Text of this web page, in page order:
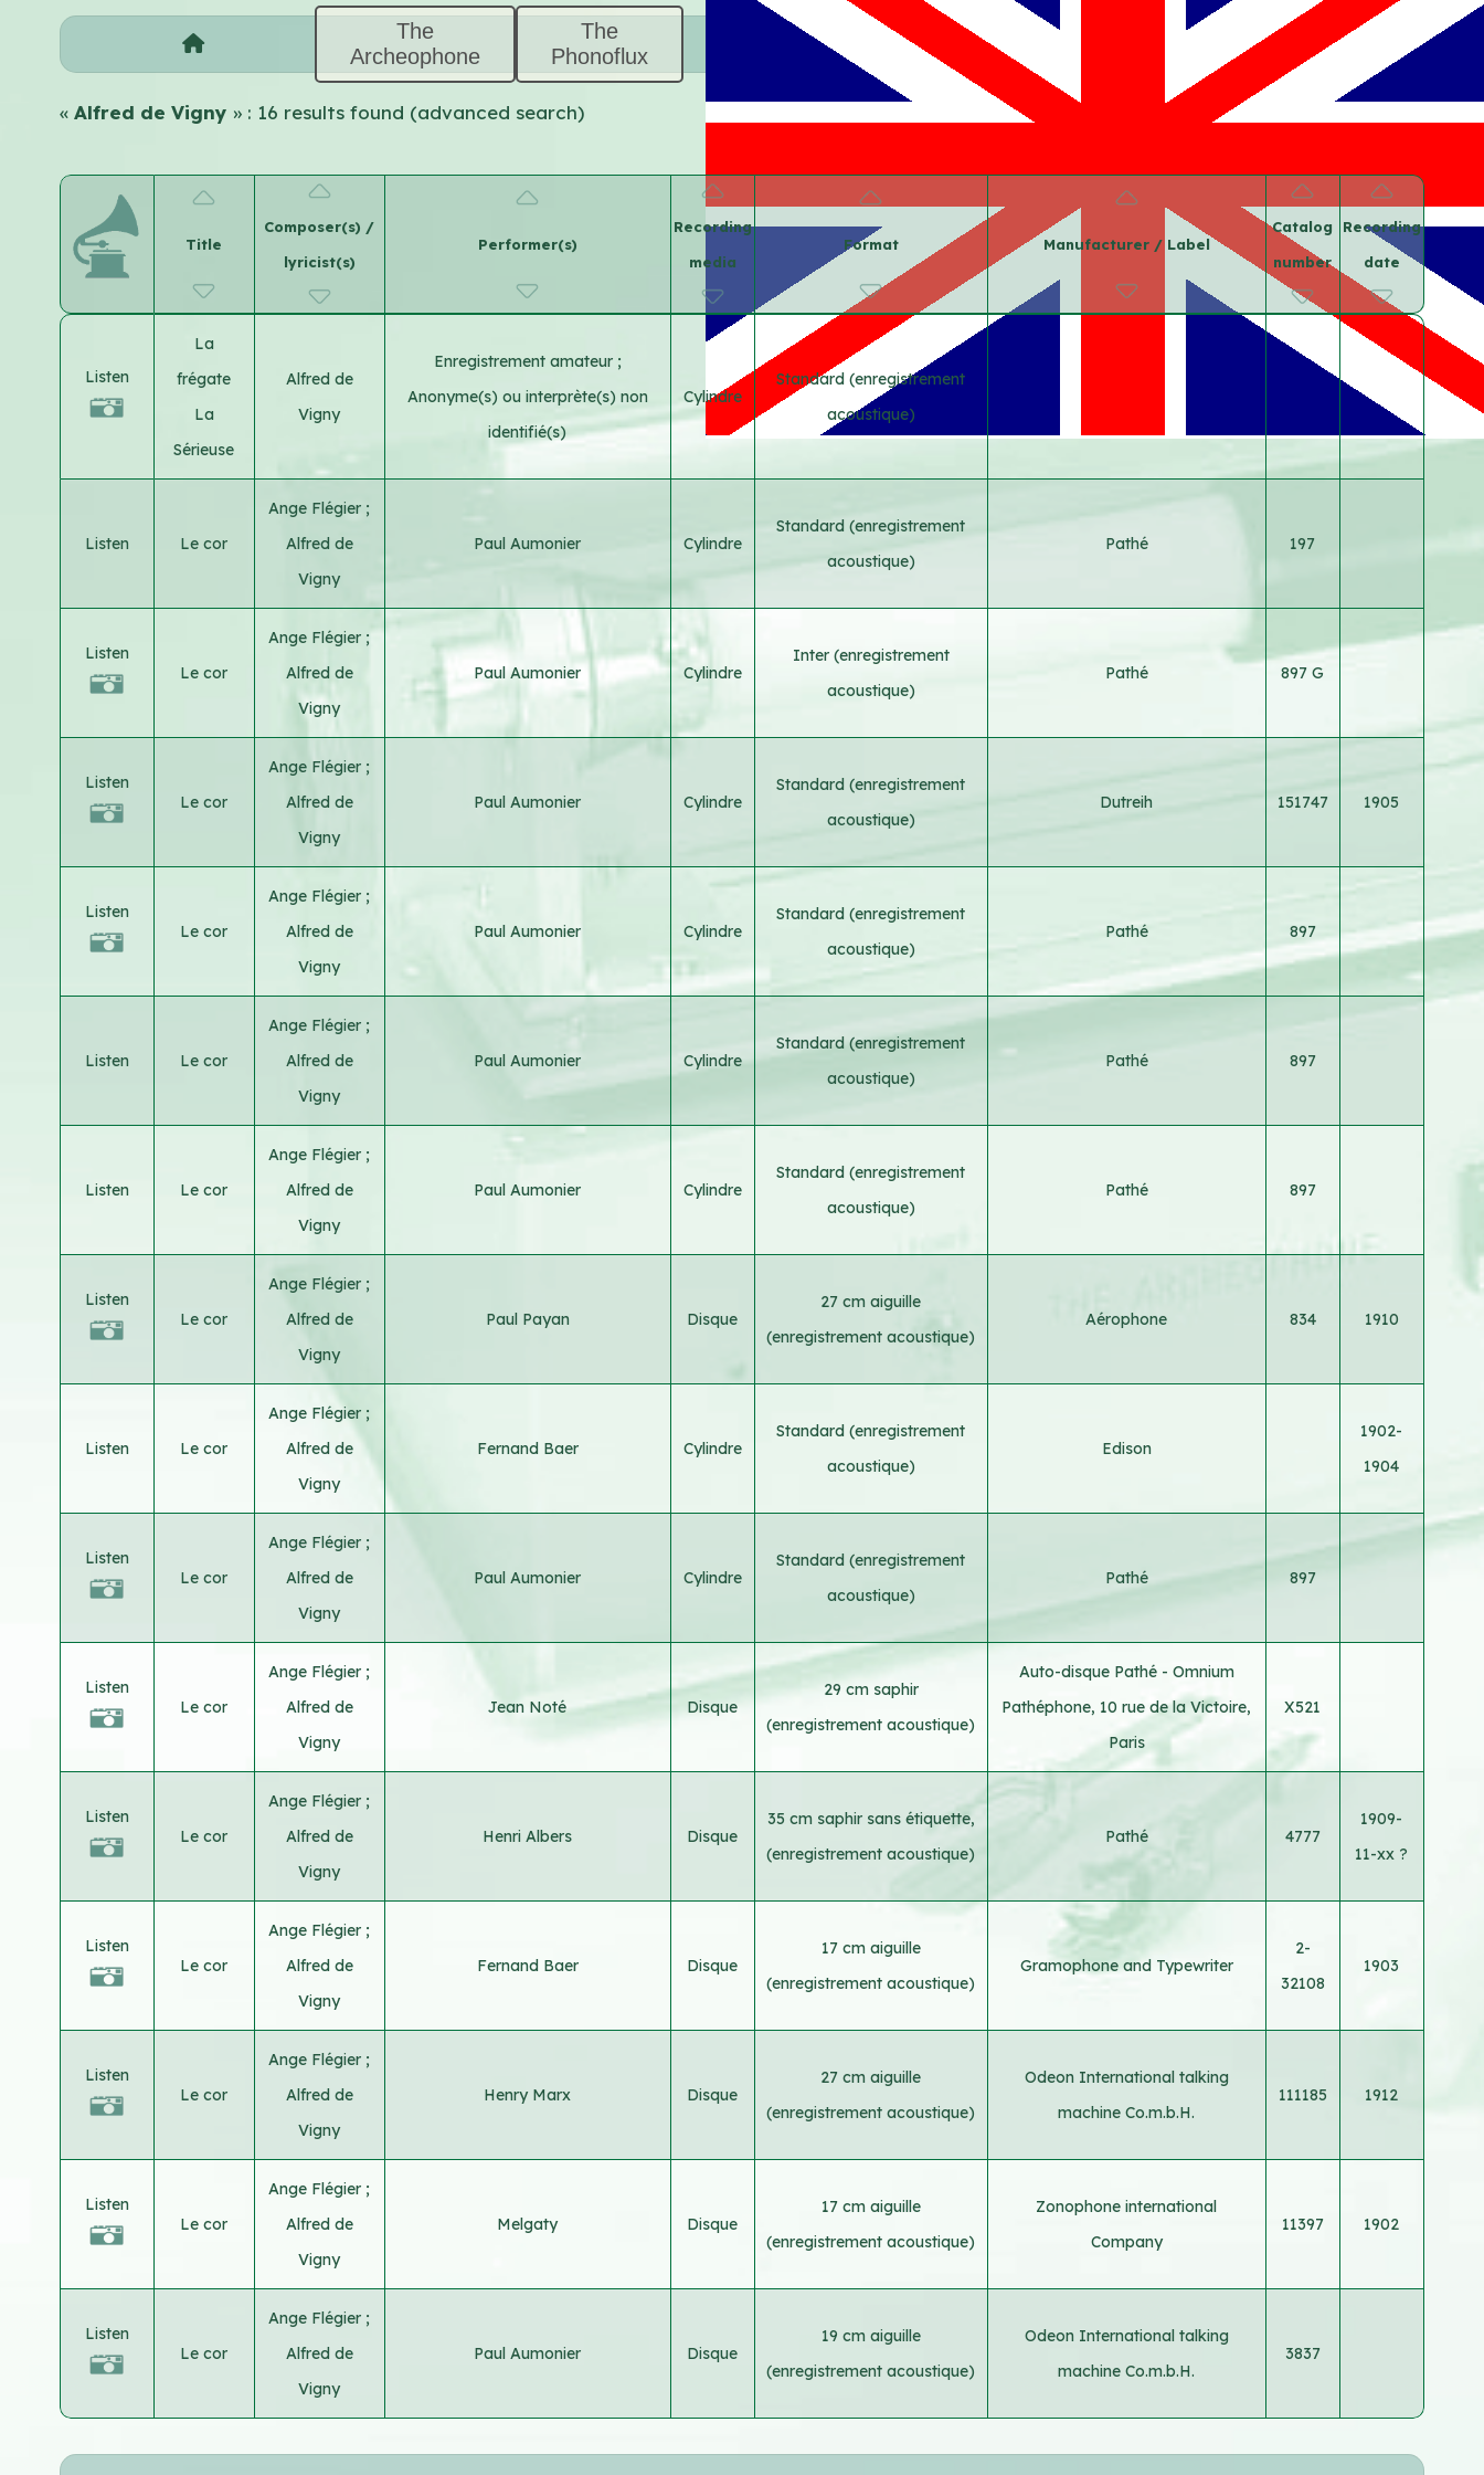
The
Archeophone
The
Phonoflux
«Alfred de Vigny » : 16 results found (advanced search)
Title
Composer(s) /
lyricist(s)
Performer(s)
Recording
media
Format Manufacturer / Label
Catalog
number
Recording
date
Listen
La
frégate
La
Sérieuse
Alfred de
Vigny
Enregistrement amateur ;
Anonyme(s) ou interprète(s) non
identifié(s)
Cylindre
Standard (enregistrement
acoustique)
Listen Le cor
Ange Flégier ;
Alfred de
Vigny
Paul Aumonier Cylindre
Standard (enregistrement
acoustique)
Pathé 197
Listen
Le cor
Ange Flégier ;
Alfred de
Vigny
Paul Aumonier Cylindre
Inter (enregistrement
acoustique)
Pathé 897 G
Listen
Le cor
Ange Flégier ;
Alfred de
Vigny
Paul Aumonier Cylindre
Standard (enregistrement
acoustique)
Dutreih 151747 1905
Listen
Le cor
Ange Flégier ;
Alfred de
Vigny
Paul Aumonier Cylindre
Standard (enregistrement
acoustique)
Pathé 897
Listen Le cor
Ange Flégier ;
Alfred de
Vigny
Paul Aumonier Cylindre
Standard (enregistrement
acoustique)
Pathé 897
Listen Le cor
Ange Flégier ;
Alfred de
Vigny
Paul Aumonier Cylindre
Standard (enregistrement
acoustique)
Pathé 897
Listen
Le cor
Ange Flégier ;
Alfred de
Vigny
Paul Payan Disque
27 cm aiguille
(enregistrement acoustique)
Aérophone 834 1910
Listen Le cor
Ange Flégier ;
Alfred de
Vigny
Fernand Baer Cylindre
Standard (enregistrement
acoustique)
Edison
1902-
1904
Listen
Le cor
Ange Flégier ;
Alfred de
Vigny
Paul Aumonier Cylindre
Standard (enregistrement
acoustique)
Pathé 897
Listen
Le cor
Ange Flégier ;
Alfred de
Vigny
Jean Noté Disque
29 cm saphir
(enregistrement acoustique)
Auto-disque Pathé - Omnium
Pathéphone, 10 rue de la Victoire,
Paris
X521
Listen
Le cor
Ange Flégier ;
Alfred de
Vigny
Henri Albers Disque
35 cm saphir sans étiquette,
(enregistrement acoustique)
Pathé 4777
1909-
11-xx ?
Listen
Le cor
Ange Flégier ;
Alfred de
Vigny
Fernand Baer Disque
17 cm aiguille
(enregistrement acoustique)
Gramophone and Typewriter
2-
32108
1903
Listen
Le cor
Ange Flégier ;
Alfred de
Vigny
Henry Marx Disque
27 cm aiguille
(enregistrement acoustique)
Odeon International talking
machine Co.m.b.H.
111185 1912
Listen
Le cor
Ange Flégier ;
Alfred de
Vigny
Melgaty Disque
17 cm aiguille
(enregistrement acoustique)
Zonophone international
Company
11397 1902
Listen
Le cor
Ange Flégier ;
Alfred de
Vigny
Paul Aumonier Disque
19 cm aiguille
(enregistrement acoustique)
Odeon International talking
machine Co.m.b.H.
3837